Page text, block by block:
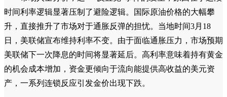
时间利率逻辑显著压制了避险逻辑。国际原油价格的大幅攀
升，直接推升了市场对于通胀反弹的担忧。当地时间3月18
日，美联储宣布维持利率不变。由于面临通胀压力，市场预期
美联储下一次降息的时间将显著延后。高利率意味着持有黄金
的机会成本增加，资金更倾向于流向能提供高收益的美元资
产，一系列连锁反应引发金价出现下跌。